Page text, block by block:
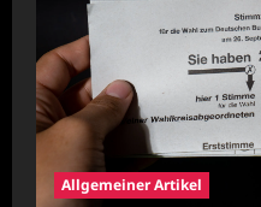
Allgemeiner Artikel